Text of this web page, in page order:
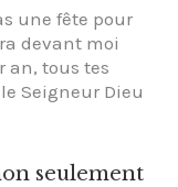
une fête pour
devant moi
an, tous tes
Seigneur Dieu
seulement